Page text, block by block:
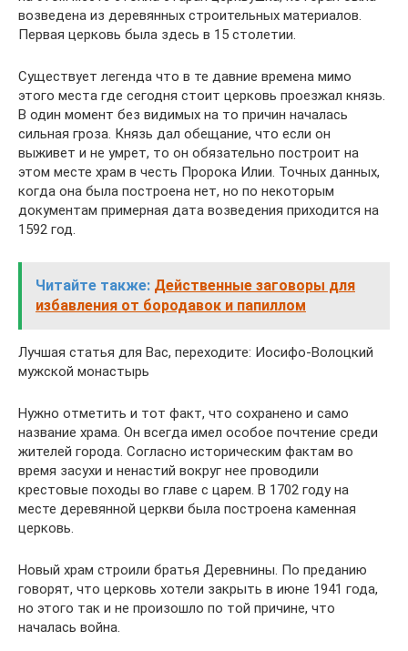
возведена из деревянных строительных материалов.
Первая церковь была здесь в 15 столетии.
Существует легенда что в те давние времена мимо
этого места где сегодня стоит церковь проезжал князь.
В один момент без видимых на то причин началась
сильная гроза. Князь дал обещание, что если он
выживет и не умрет, то он обязательно построит на
этом месте храм в честь Пророка Илии. Точных данных,
когда она была построена нет, но по некоторым
документам примерная дата возведения приходится на
1592 год.
Читайте также: Действенные заговоры для
избавления от бородавок и папиллом
Лучшая статья для Вас, переходите: Иосифо-Волоцкий
мужской монастырь
Нужно отметить и тот факт, что сохранено и само
название храма. Он всегда имел особое почтение среди
жителей города. Согласно историческим фактам во
время засухи и ненастий вокруг нее проводили
крестовые походы во главе с царем. В 1702 году на
месте деревянной церкви была построена каменная
церковь.
Новый храм строили братья Деревнины. По преданию
говорят, что церковь хотели закрыть в июне 1941 года,
но этого так и не произошло по той причине, что
началась война.